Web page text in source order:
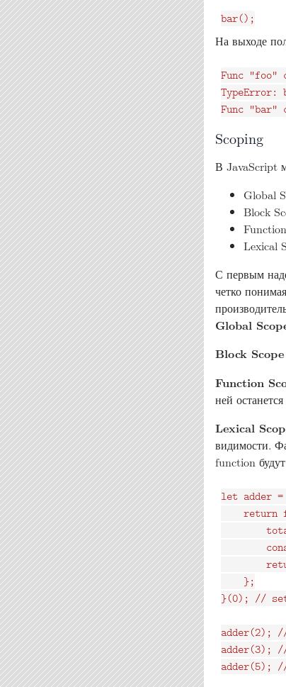
На выходе
Func "foo"
Scoping
В JavaScript
Global
Block
Lexical
С первым
четко
Global
Block Scope
Function
ней
Lexical
видимости.
function
let adder
return
    };
}(0); //
adder(2);
adder(3);